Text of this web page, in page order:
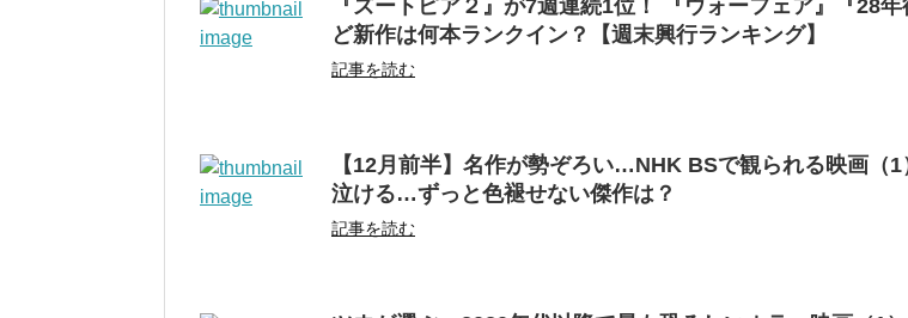
『ズートピア２』が7週連続1位！ 『ウォーフェア』『28
ど新作は何本ランクイン？【週末興行ランキング】
記事を読む
【12月前半】名作が勢ぞろい…NHK BSで観られる映画（1
泣ける…ずっと色褪せない傑作は？
記事を読む